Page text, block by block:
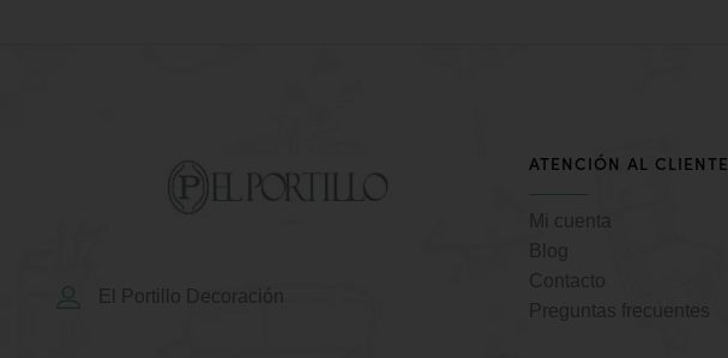
El Portillo Decoración
ATENCIÓN AL CLIENTE
Mi cuenta
Blog
Contacto
Preguntas frecuentes